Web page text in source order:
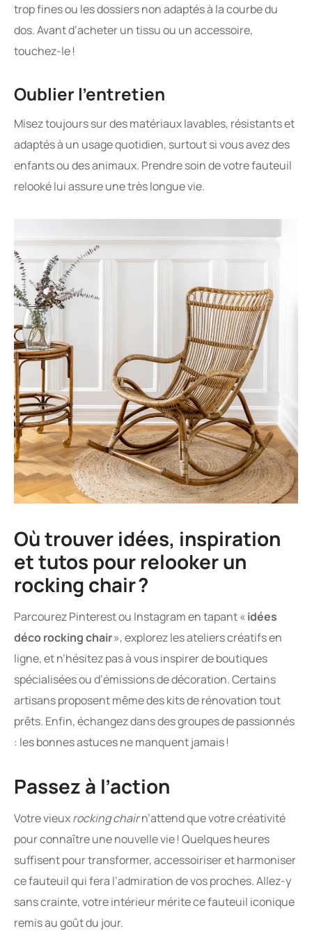
trop fines ou les dossiers non adaptés à la courbe du
dos. Avant d’acheter un tissu ou un accessoire,
touchez-le !
Oublier l’entretien
Misez toujours sur des matériaux lavables, résistants et
adaptés à un usage quotidien, surtout si vous avez des
enfants ou des animaux. Prendre soin de votre fauteuil
relooké lui assure une très longue vie.
Où trouver idées, inspiration
et tutos pour relooker un
rocking chair ?
Parcourez Pinterest ou Instagram en tapant «idées
déco rocking chair», explorez les ateliers créatifs en
ligne, et n’hésitez pas à vous inspirer de boutiques
spécialisées ou d’émissions de décoration. Certains
artisans proposent même des kits de rénovation tout
prêts. Enfin, échangez dans des groupes de passionnés
: les bonnes astuces ne manquent jamais !
Passez à l’action
Votre vieuxrocking chairn’attend que votre créativité
pour connaître une nouvelle vie ! Quelques heures
suffisent pour transformer, accessoiriser et harmoniser
ce fauteuil qui fera l’admiration de vos proches. Allez-y
sans crainte, votre intérieur mérite ce fauteuil iconique
remis au goût du jour.